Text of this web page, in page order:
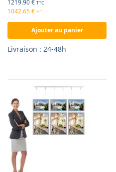
1219.90€ TTC
1042.65€ HT
Ajouter au panier
Livraison : 24-48h